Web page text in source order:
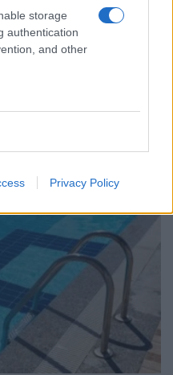
storage
authentication
and other
Privacy Policy
μεσάνυχτα – Η